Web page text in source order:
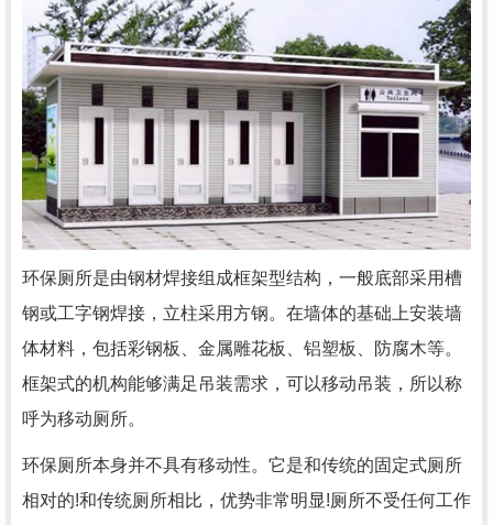
环保厕所是由钢材焊接组成框架型结构，一般底部采用槽
钢或工字钢焊接，立柱采用方钢。在墙体的基础上安装墙
体材料，包括彩钢板、金属雕花板、铝塑板、防腐木等。
框架式的机构能够满足吊装需求，可以移动吊装，所以称
呼为移动厕所。
环保厕所本身并不具有移动性。它是和传统的固定式厕所
相对的!和传统厕所相比，优势非常明显!厕所不受任何工作